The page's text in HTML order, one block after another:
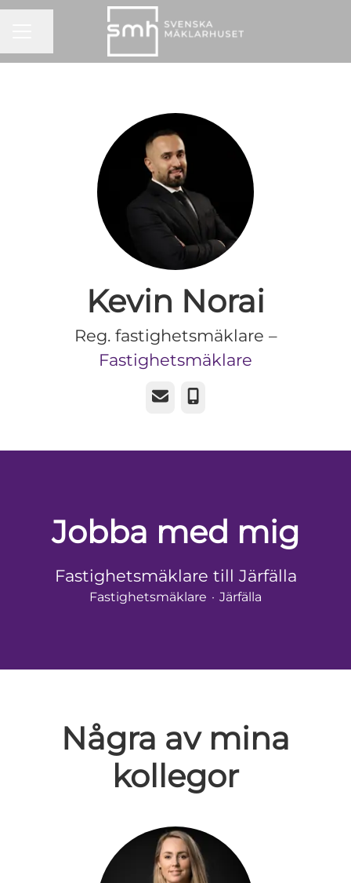
Kevin Norai
Reg. fastighetsmäklare –
Fastighetsmäklare
E-postTelefon
Jobba med mig
Fastighetsmäklare till Järfälla
Fastighetsmäklare · Järfälla
Några av mina
kollegor